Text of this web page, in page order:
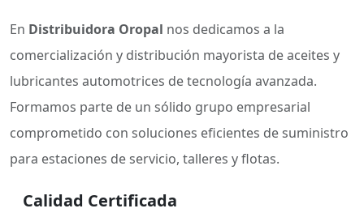
En Distribuidora Oropal nos dedicamos a la
comercialización y distribución mayorista de aceites y
lubricantes automotrices de tecnología avanzada.
Formamos parte de un sólido grupo empresarial
comprometido con soluciones eficientes de suministro
para estaciones de servicio, talleres y flotas.
Calidad Certificada